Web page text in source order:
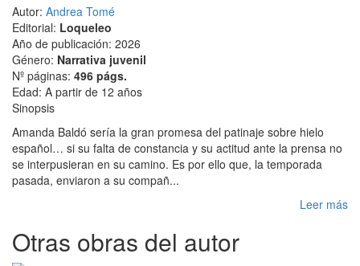
Autor: Andrea Tomé
Editorial: Loqueleo
Año de publicación: 2026
Género: Narrativa juvenil
Nº páginas: 496 págs.
Edad: A partir de 12 años
Sinopsis
Amanda Baldó sería la gran promesa del patinaje sobre hielo
español… si su falta de constancia y su actitud ante la prensa no
se interpusieran en su camino. Es por ello que, la temporada
pasada, enviaron a su compañ...
Leer más
Otras obras del autor